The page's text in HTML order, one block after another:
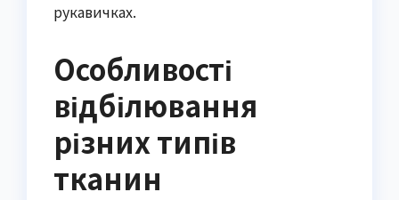
рукавичках.
Особливості
відбілювання
різних типів
тканин